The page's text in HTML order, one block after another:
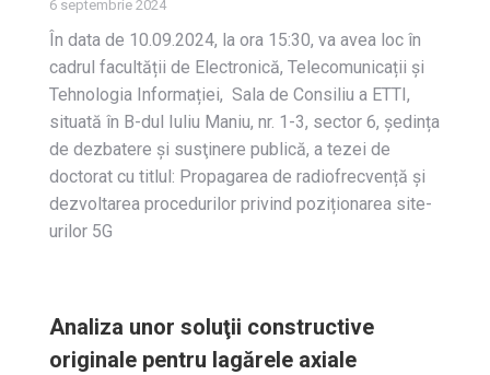
6 septembrie 2024
În data de 10.09.2024, la ora 15:30, va avea loc în
cadrul facultății de Electronică, Telecomunicații și
Tehnologia Informației, Sala de Consiliu a ETTI,
situată în B-dul Iuliu Maniu, nr. 1-3, sector 6, ședința
de dezbatere și susţinere publică, a tezei de
doctorat cu titlul: Propagarea de radiofrecvență și
dezvoltarea procedurilor privind poziționarea site-
urilor 5G
Analiza unor soluţii constructive
originale pentru lagărele axiale